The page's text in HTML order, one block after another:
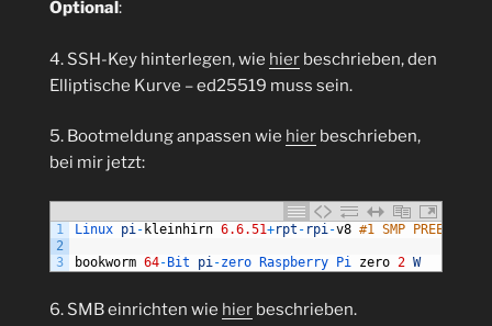
Optional:
4. SSH-Key hinterlegen, wie hier beschrieben, den
Elliptische Kurve – ed25519 muss sein.
5. Bootmeldung anpassen wie hier beschrieben,
bei mir jetzt:
1
2
3
Linux pi - kleinhirn 6.6.51+rpt - rpi -v8 #1 SMP
bookworm 64-Bit pi -zero Raspberry Pi zero 2 W
6. SMB einrichten wie hier beschrieben.